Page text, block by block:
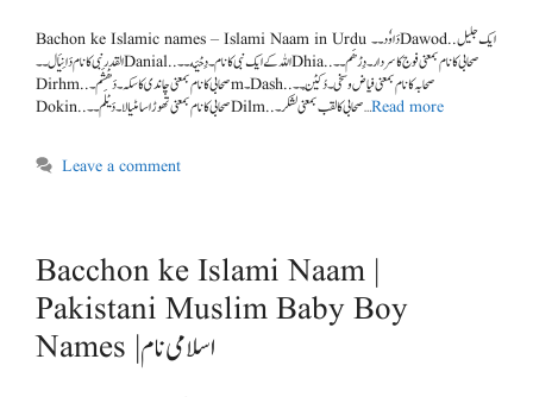
Bachon ke Islamic names – Islami Naam in Urdu دَاوٗد۔۔Dawod..ایک جلیل
القدر نبی کا نام دَانِیَال۔۔Danial..اللہ کے ایک نبی کا نام۔ دِحْیَه۔۔Dhia..صحابی کا نام بمعنی فوج کا سردار۔ دِرْھَم۔۔
Dirhm..صحابی کا نام بمعنی چاندی کا سکہ ۔ دَھْشَم۔m۔Dash..صحابہ کا نام بمعنی فیاض و سخی۔ دُکَیْن ۔۔
Dokin..صحابی کا نام بمعنی تھوڑا سامٹیالا۔ دَیْلَم۔۔Dilm..صحابی کا لقب بمعنی لشکر۔ …Read more
Leave a comment
Bacchon ke Islami Naam |
Pakistani Muslim Baby Boy
Names |اسلامی نام